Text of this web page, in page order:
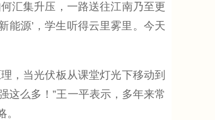
汇集升压，一路送往江南乃至更
能源’，学生听得云里雾里。今天
，当光伏板从课堂灯光下移动到
这么多！”王一平表示，多年来常